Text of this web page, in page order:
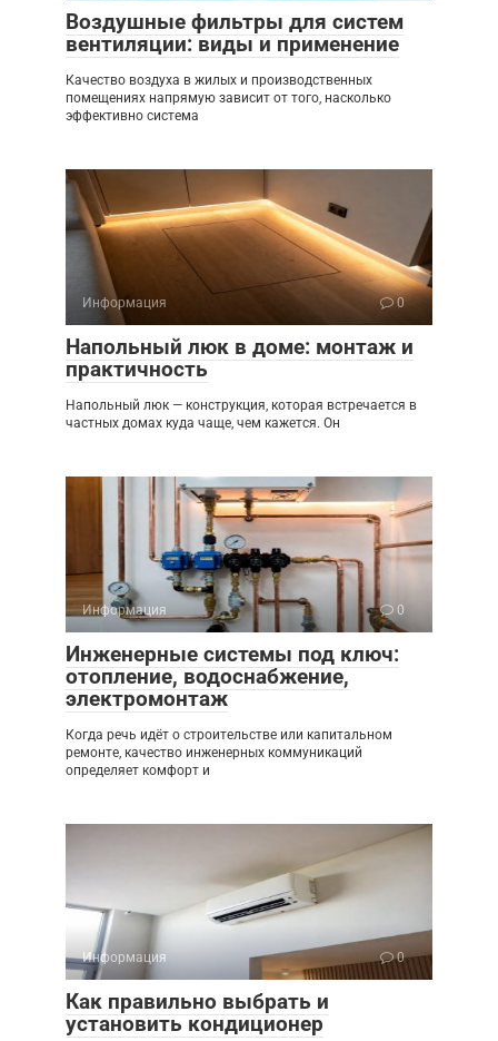
Воздушные фильтры для систем
вентиляции: виды и применение
Качество воздуха в жилых и производственных
помещениях напрямую зависит от того, насколько
эффективно система
Информация 0
Напольный люк в доме: монтаж и
практичность
Напольный люк — конструкция, которая встречается в
частных домах куда чаще, чем кажется. Он
Информация 0
Инженерные системы под ключ:
отопление, водоснабжение,
электромонтаж
Когда речь идёт о строительстве или капитальном
ремонте, качество инженерных коммуникаций
определяет комфорт и
Информация 0
Как правильно выбрать и
установить кондиционер